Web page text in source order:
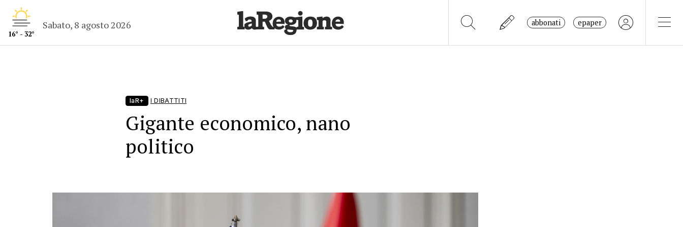
16° - 32°
Sabato, 8 agosto 2026 abbonati epaper
laR+ I DIBATTITI
Gigante economico, nano
politico